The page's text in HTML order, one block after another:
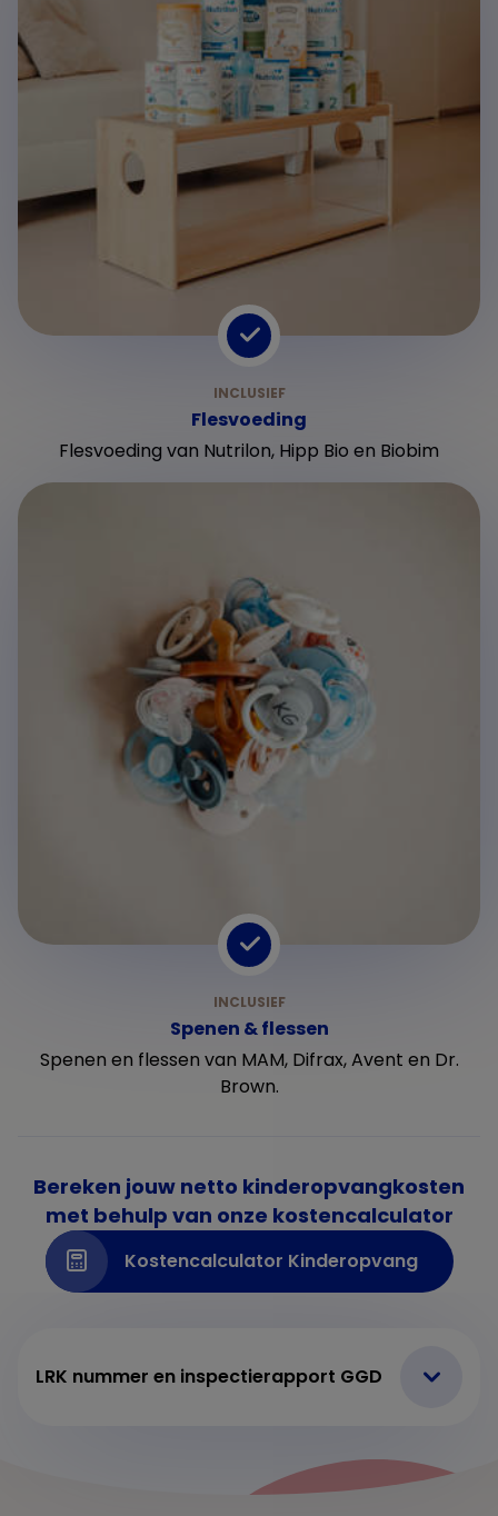
Flesvoeding
Flesvoeding van Nutrilon, Hipp Bio en Biobim
Spenen & flessen
Spenen en flessen van MAM, Difrax, Avent en Dr.
Brown.
Bereken jouw netto kinderopvangkosten
met behulp van onze kostencalculator
Kostencalculator Kinderopvang
LRK nummer en inspectierapport GGD